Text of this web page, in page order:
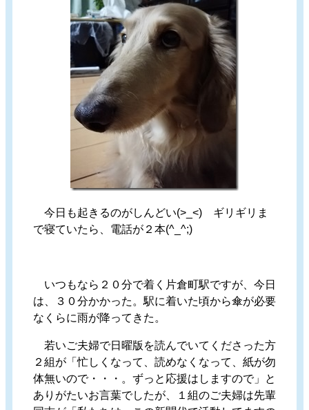
今日も起きるのがしんどい(>_<) ギリギリま
で寝ていたら、電話が２本(^_^;)
いつもなら２０分で着く片倉町駅ですが、今日
は、３０分かかった。駅に着いた頃から傘が必要
なくらに雨が降ってきた。
若いご夫婦で日曜版を読んでいてくださった方
２組が「忙しくなって、読めなくなって、紙が勿
体無いので・・・。ずっと応援はしますので」と
ありがたいお言葉でしたが、１組のご夫婦は先輩